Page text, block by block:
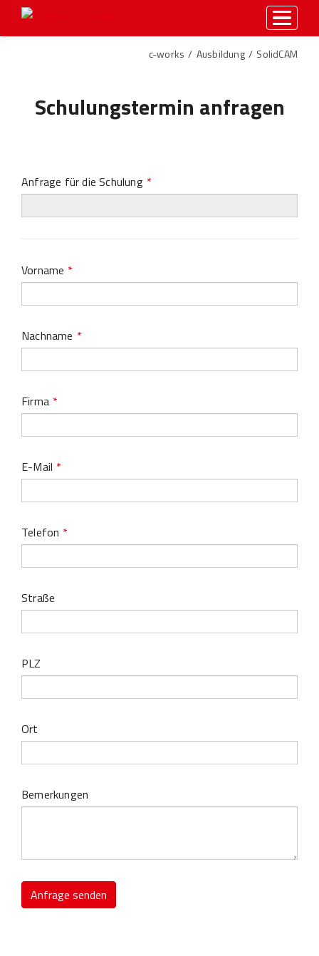
toggle
c-works Ausbildung SolidCAM
Schulungstermin anfragen
Anfrage für die Schulung *
Vorname *
Nachname *
Firma *
E-Mail *
Telefon *
Straße
PLZ
Ort
Bemerkungen